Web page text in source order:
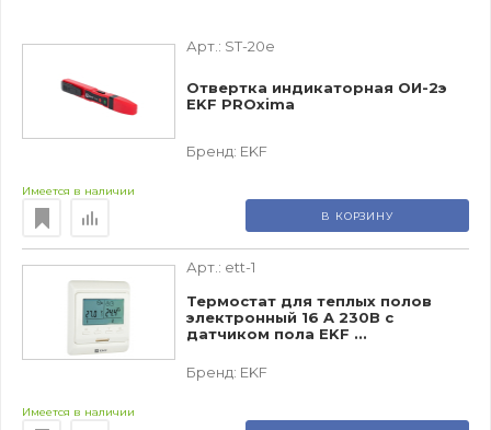
Арт.: ST-20e
Отвертка индикаторная ОИ-2э
EKF PROxima
Бренд: EKF
Имеется в наличии
В КОРЗИНУ
Арт.: ett-1
Термостат для теплых полов
электронный 16 A 230В с
датчиком пола EKF ...
Бренд: EKF
Имеется в наличии